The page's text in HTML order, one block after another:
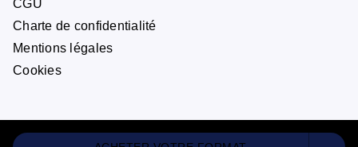
CGU
Charte de confidentialité
Mentions légales
Cookies